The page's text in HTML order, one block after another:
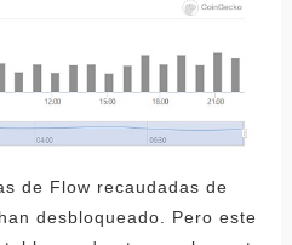
de Flow recaudadas de
desbloqueado. Pero este